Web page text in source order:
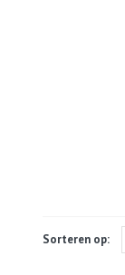
Sorteren op: